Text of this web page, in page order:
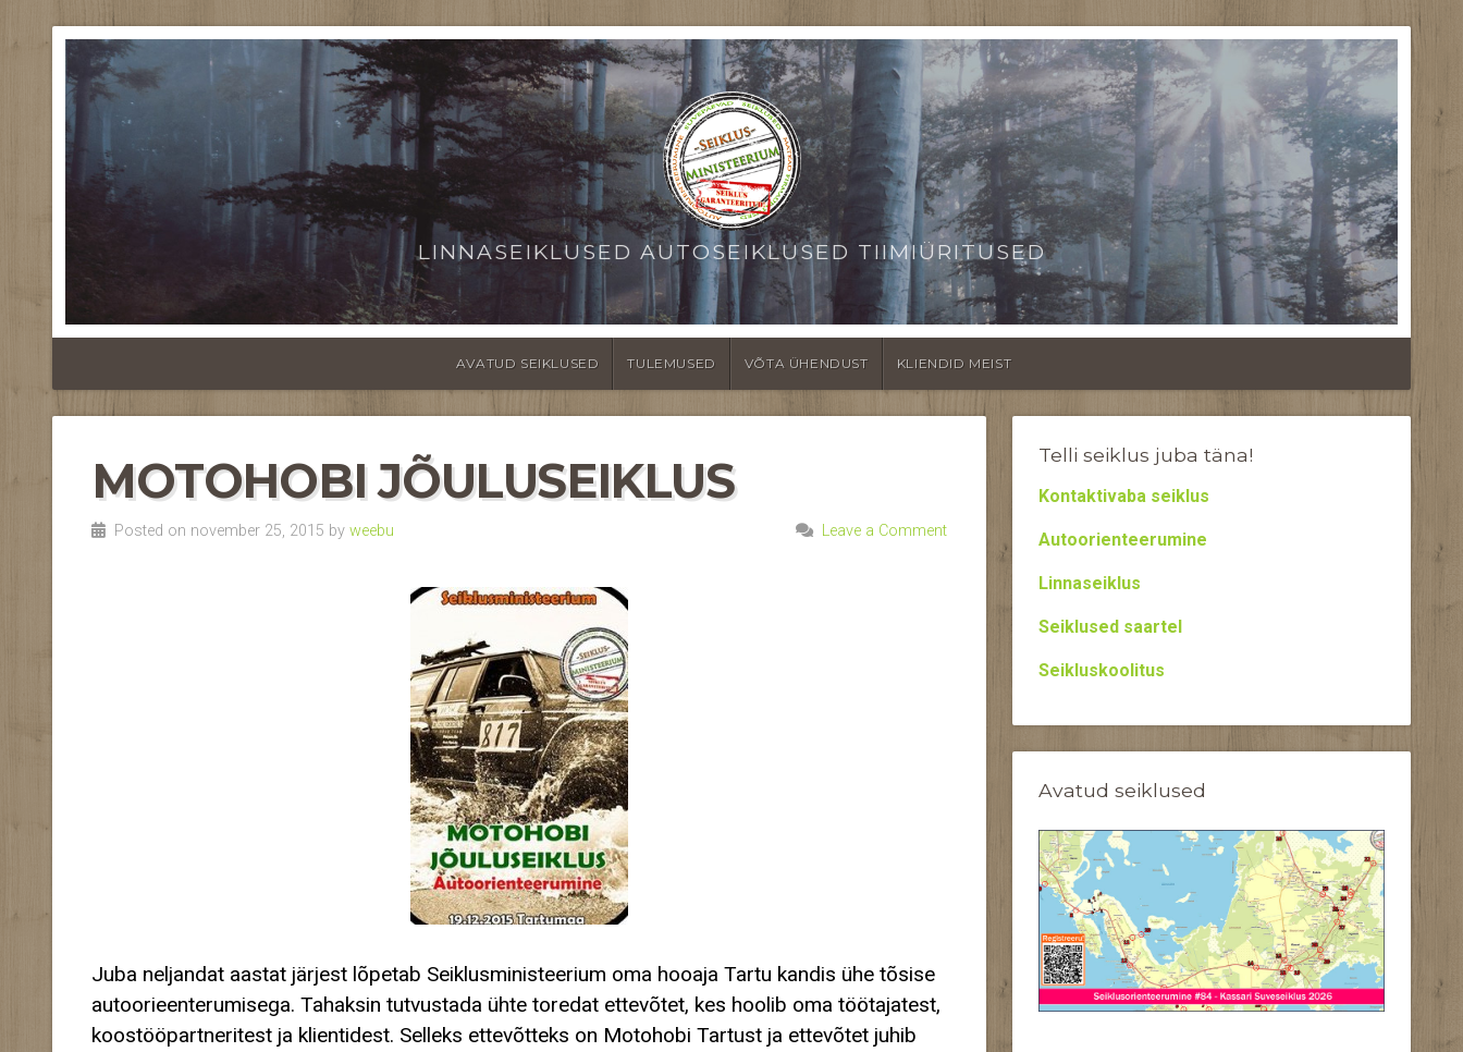
LINNASEIKLUSED AUTOSEIKLUSED TIIMIÜRITUSED
AVATUD SEIKLUSED TULEMUSED VÕTA ÜHENDUST KLIENDID MEIST
MOTOHOBI JÕULUSEIKLUS
Posted on november 25, 2015 by weebu Leave a Comment
Juba neljandat aastat järjest lõpetab Seiklusministeerium oma hooaja Tartu kandis ühe tõsise
autoorieenterumisega. Tahaksin tutvustada ühte toredat ettevõtet, kes hoolib oma töötajatest,
koostööpartneritest ja klientidest. Selleks ettevõtteks on Motohobi Tartust ja ettevõtet juhib
Telli seiklus juba täna!
Kontaktivaba seiklus
Autoorienteerumine
Linnaseiklus
Seiklused saartel
Seikluskoolitus
Avatud seiklused